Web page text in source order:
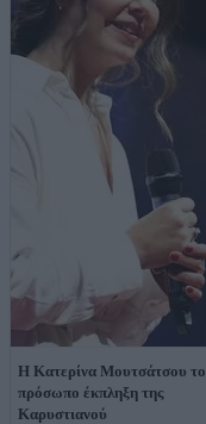
Η Κατερίνα Μουτσάτσου το
πρόσωπο έκπληξη της
Καρυστιανού